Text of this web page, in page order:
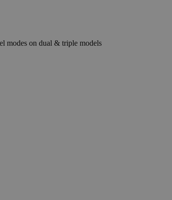
modes on dual & triple models